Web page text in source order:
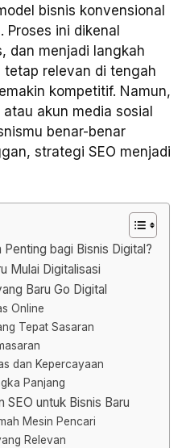
bisnis konvensional
Proses ini dikenal
dan menjadi langkah
relevan di tengah
kompetitif. Namun,
akun media sosial
benar-benar
strategi SEO menjadi
bagi Bisnis Digital?
Mulai Digitalisasi
Baru Go Digital
Online
Tepat Sasaran
dan Kepercayaan
Panjang
SEO untuk Bisnis Baru
Mesin Pencari
Relevan